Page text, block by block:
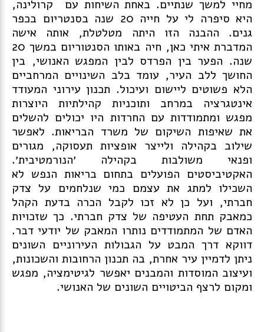
מחיי למשך שנתיים. באחת השיחות עם קרולינה,
היא סיפרה לי על חייה 20 שנה בסנטריום בכפר
גנים. ההבנה הזו היתה מטלטלת, אותה אישה
המדברת איתי כאן, חיה באותו הסנטוריום במשך 20
שנה. הפער בין הפרדס לבין המפגש האנושי, בין
החושך ללב העיר, עומד בלב השינויים המרחביים
הלא פשוטים ליישום ועיכול. תכנון עירוני המעודד
אינטגרציה במרחב ותוכניות קהילתיות היוצרות
מפגש ומתמודדות עם החרדות היו יכולים להשלים
את שאיפות השיקום של משרד הבריאות. לאפשר
שילוב בקהילה ולייצר אופציות תעסוקה, מגורים
ופנאי משולבות בקהילה ׳הנורמטיבית׳.
האקטיביסטים הפועלים בתחום בריאות הנפש לא
השכילו למתג את עצמם כמי שנלחמים על צדק
חברתי, ועל כן לא זכו לקבל הכרה בדעת הקהל
כמאבק תחת העטיפה של צדק חברתי. כך שזכויות
האדם של המתמודדים נותרו המאבק של יודעי דבר.
דווקא דרך המבט על הגבולות העירוניים השונים
ניתן לדמיין עיר אחרת, בה תכנון הרחובות והשכונות,
ועיצוב המוסדות והמבנים יאפשר לגיטימציה, מפגש
ומקום לרצף הביטויים השונים של האנושי.